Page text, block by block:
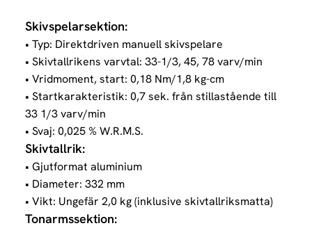
Skivspelarsektion:
• Typ: Direktdriven manuell skivspelare
• Skivtallrikens varvtal: 33-1/3, 45, 78 varv/min
• Vridmoment, start: 0,18 Nm/1,8 kg-cm
• Startkarakteristik: 0,7 sek. från stillastående till
33 1/3 varv/min
• Svaj: 0,025 % W.R.M.S.
Skivtallrik:
• Gjutformat aluminium
• Diameter: 332 mm
• Vikt: Ungefär 2,0 kg (inklusive skivtallriksmatta)
Tonarmssektion: